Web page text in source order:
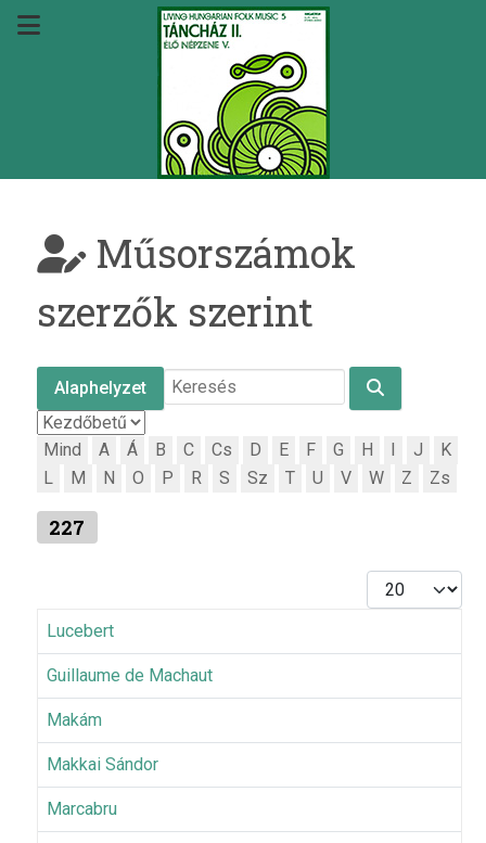
Műsorszámok
szerzők szerint
Alaphelyzet
Mind A Á B C Cs D E F G H J
K
L
M N O P R S Sz T U V W Z Zs
227
Tételek #
Lucebert
Guillaume de Machaut
Makám
Makkai Sándor
Marcabru